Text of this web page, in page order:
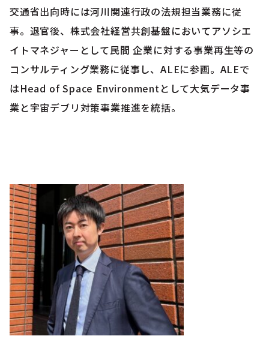
交通省出向時には河川関連行政の法規担当業務に従
事。退官後、株式会社経営共創基盤においてアソシエ
イトマネジャーとして民間 企業に対する事業再生等の
コンサルティング業務に従事し、ALEに参画。ALEで
はHead of Space Environmentとして大気データ事
業と宇宙デブリ対策事業推進を統括。